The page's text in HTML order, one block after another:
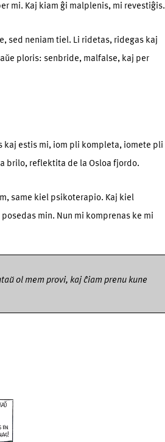
mi. Kaj kiam ĝi malplenis, mi revestiĝis.
sed neniam tiel. Li ridetas, ridegas kaj
ploris: senbride, malfalse, kaj per
kaj estis mi, iom pli kompleta, iomete pli
brilo, reflektita de la Osloa fjordo.
same kiel psikoterapio. Kaj kiel
min. Nun mi komprenas ke mi
ol mem provi, kaj ĉiam prenu kune